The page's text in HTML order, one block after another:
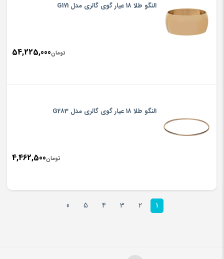
النگو طلا 18 عیار گوی گالری مدل G171
تومان54,225,000
النگو طلا 18 عیار گوی گالری مدل G283
تومان4,462,500
1
2
3
4
5
»